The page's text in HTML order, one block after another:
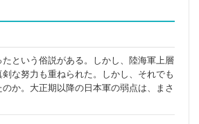
という俗説がある。しかし、陸海軍上層
な努力も重ねられた。しかし、それでも
か。大正期以降の日本軍の弱点は、まさ